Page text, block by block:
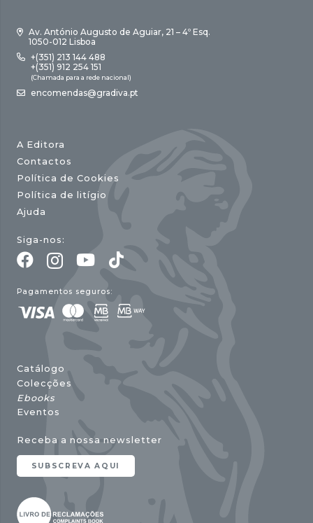
Av. António Augusto de Aguiar, 21 – 4º Esq.
1050-012 Lisboa
+(351) 213 144 488
+(351) 912 254 151
(Chamada para a rede nacional)
encomendas@gradiva.pt
A Editora
Contactos
Política de Cookies
Política de litígio
Ajuda
Siga-nos:
Pagamentos seguros:
Catálogo
Colecções
Ebooks
Eventos
Receba a nossa newsletter
SUBSCREVA AQUI